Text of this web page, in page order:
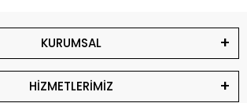
KURUMSAL
HİZMETLERİMİZ